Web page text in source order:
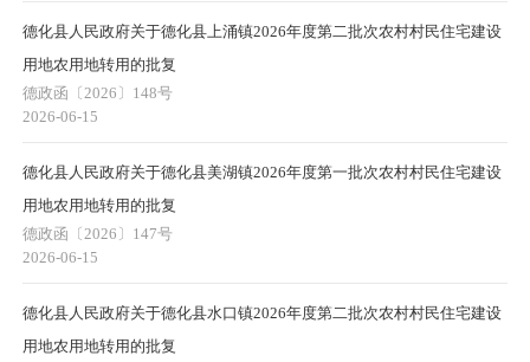
德化县人民政府关于德化县上涌镇2026年度第二批次农村村民住宅建设
用地农用地转用的批复
德政函〔2026〕148号
2026-06-15
德化县人民政府关于德化县美湖镇2026年度第一批次农村村民住宅建设
用地农用地转用的批复
德政函〔2026〕147号
2026-06-15
德化县人民政府关于德化县水口镇2026年度第二批次农村村民住宅建设
用地农用地转用的批复